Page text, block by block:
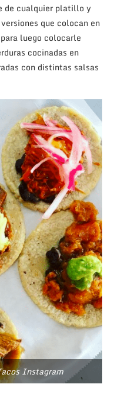
de cualquier platillo y
que colocan en
luego colocarle
cocinadas en
con distintas salsas
Instagram